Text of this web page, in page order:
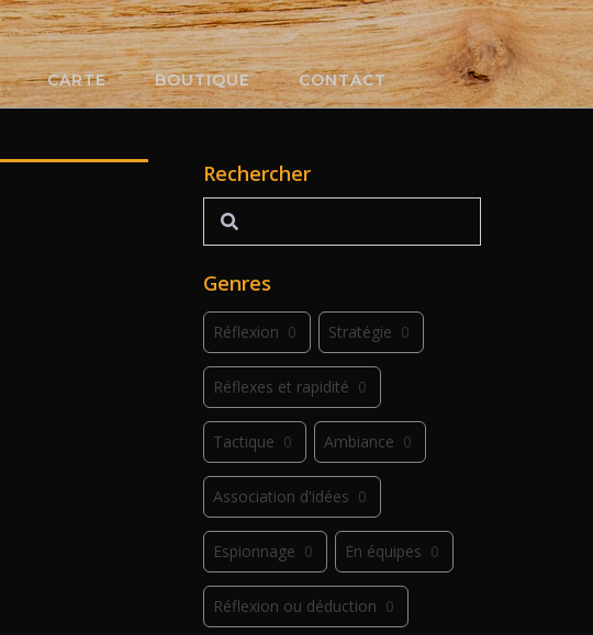
CARTE BOUTIQUE CONTACT
Rechercher
Rechercher
Genres
Réflexion 0 Stratégie 0
Réflexes et rapidité 0
Tactique 0 Ambiance 0
Association d'idées 0
Espionnage 0 En équipes 0
Réflexion ou déduction 0